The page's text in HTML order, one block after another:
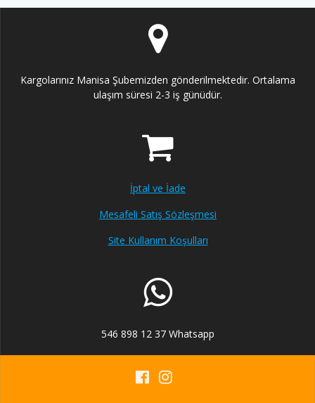
Kargolarınız Manisa Şubemizden gönderilmektedir. Ortalama
ulaşım süresi 2-3 iş günüdür.
İptal ve İade
Mesafeli Satış Sözleşmesi
Site Kullanım Koşulları
546 898 12 37 Whatsapp